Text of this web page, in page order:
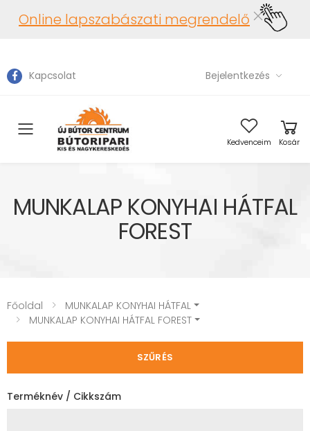
Online lapszabászati megrendelő
Kapcsolat Bejelentkezés
Toggle mobile menu Kedvenceim Kosár
MUNKALAP KONYHAI HÁTFAL
FOREST
Főoldal
MUNKALAP KONYHAI HÁTFAL
MUNKALAP KONYHAI HÁTFAL FOREST
SZŰRÉS
Terméknév / Cikkszám